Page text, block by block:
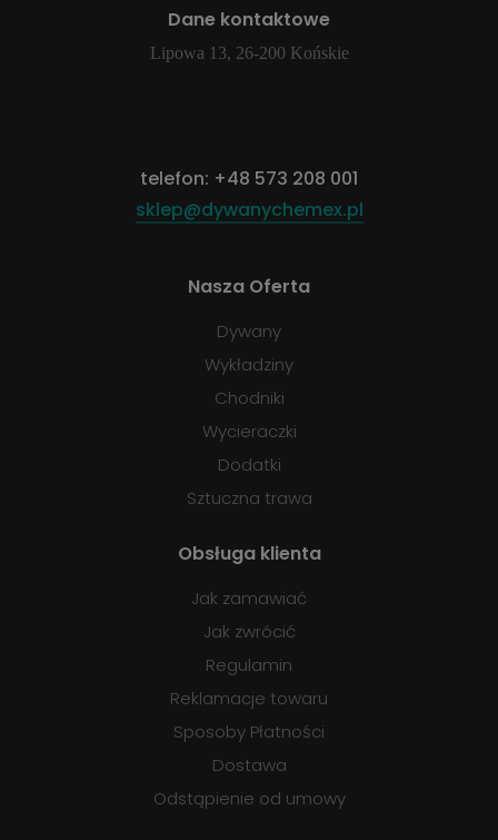
Dane kontaktowe
Lipowa 13, 26-200 Końskie
telefon: +48 573 208 001
sklep@dywanychemex.pl
Nasza Oferta
Dywany
Wykładziny
Chodniki
Wycieraczki
Dodatki
Sztuczna trawa
Obsługa klienta
Jak zamawiać
Jak zwrócić
Regulamin
Reklamacje towaru
Sposoby Płatności
Dostawa
Odstąpienie od umowy